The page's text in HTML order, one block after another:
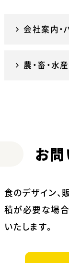
会社案内・
農・畜・水
お問
食のデザイン、
積が必要な場合
いたします。